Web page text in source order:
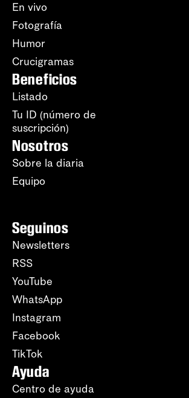
En vivo
Fotografía
Humor
Crucigramas
Beneficios
Listado
Tu ID (número de
suscripción)
Nosotros
Sobre la diaria
Equipo
Seguinos
Newsletters
RSS
YouTube
WhatsApp
Instagram
Facebook
TikTok
Ayuda
Centro de ayuda